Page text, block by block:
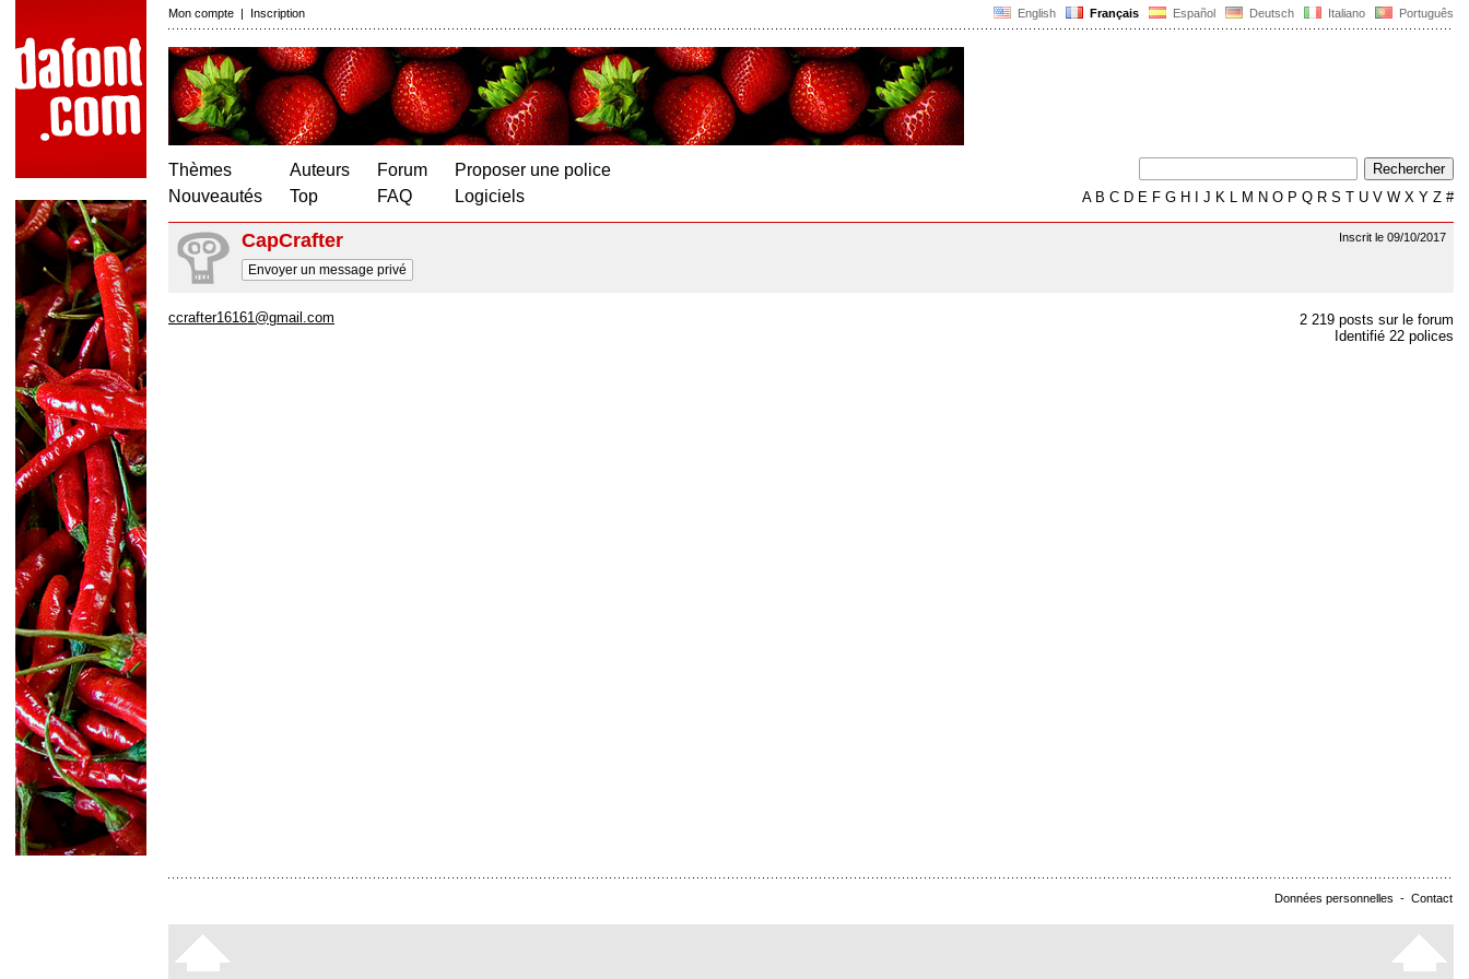
English Français Español Deutsch Italiano Português
Mon compte | Inscription
Thèmes
Nouveautés
Auteurs
Top
Forum
FAQ
Proposer une police
Logiciels
AB C D E F G H J K L M N O P Q R S T U V W X Y Z #
Inscrit le 09/10/2017
CapCrafter
Envoyer un message privé
2 219 posts sur le forum
Identifié 22 polices
ccrafter16161@gmail.com
Données personnelles - Contact